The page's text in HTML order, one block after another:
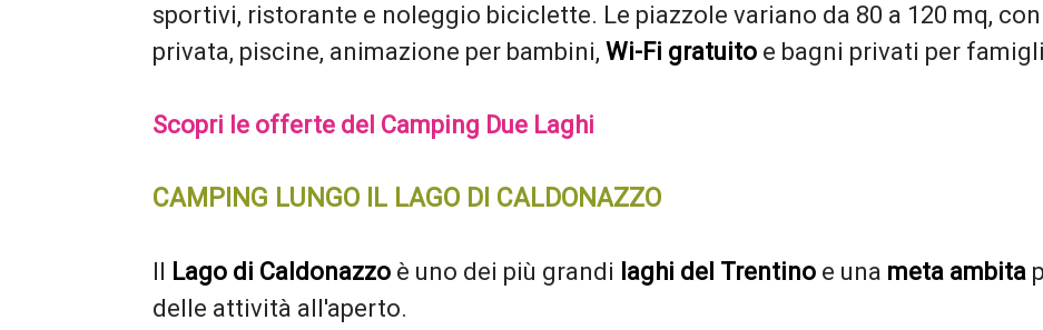
sportivi, ristorante e noleggio biciclette. Le piazzole variano da 80 a 120 mq, con
privata, piscine, animazione per bambini, Wi-Fi gratuito e bagni privati per
Scopri le offerte del Camping Due Laghi
CAMPING LUNGO IL LAGO DI CALDONAZZO
Lago di Caldonazzo è uno dei più grandi laghi del Trentino e una meta ambita
delle attività all'aperto.